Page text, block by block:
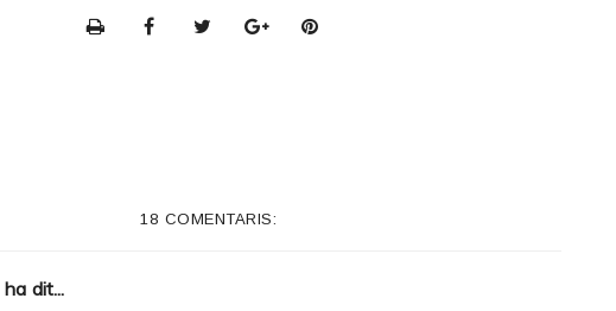
18 COMENTARIS:
ha dit...